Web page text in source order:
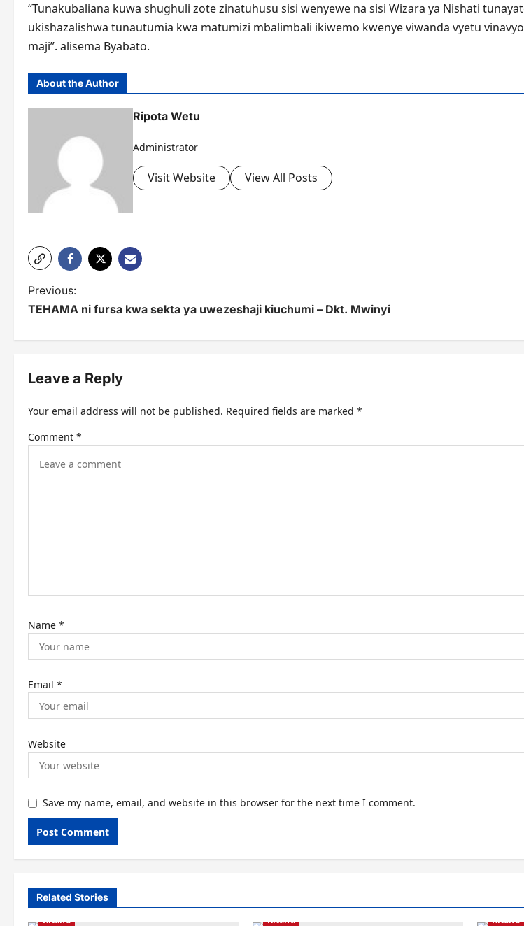
“Tunakubaliana kuwa shughuli zote zinatuhusu sisi wenyewe na sisi Wizara ya Nishati
ukishazalishwa tunautumia kwa matumizi mbalimbali ikiwemo kwenye viwanda vyetu
maji”. alisema Byabato.
About the Author
Ripota Wetu
Administrator
Visit Website View All Posts
P
o
s
t
a
v
o
n
Previous:
TEHAMA ni fursa kwa sekta ya uwezeshaji kiuchumi – Dkt. Mwinyi
Leave a Reply
Your email address will not be published. Required fields are marked *
Comment *
Name *
Email *
Website
Save my name, email, and website in this browser for the next time I comment.
Related Stories
Kitaifa
Kitaifa Kitaifa